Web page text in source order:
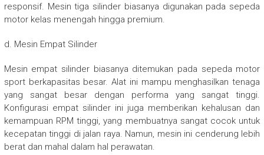
responsif. Mesin tiga silinder biasanya digunakan pada sepeda
motor kelas menengah hingga premium.
d. Mesin Empat Silinder
Mesin empat silinder biasanya ditemukan pada sepeda motor
sport berkapasitas besar. Alat ini mampu menghasilkan tenaga
yang sangat besar dengan performa yang sangat tinggi.
Konfigurasi empat silinder ini juga memberikan kehalusan dan
kemampuan RPM tinggi, yang membuatnya sangat cocok untuk
kecepatan tinggi di jalan raya. Namun, mesin ini cenderung lebih
berat dan mahal dalam hal perawatan.